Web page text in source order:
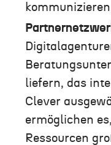
liefern, das
Clever
ermöglichen
Ressourcen